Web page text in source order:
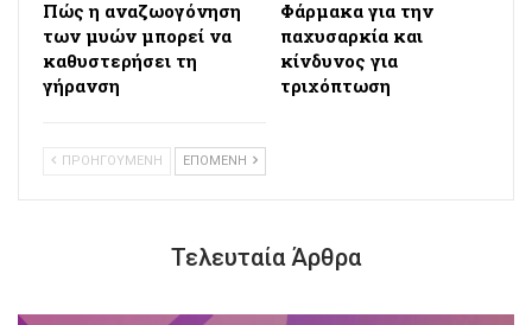
Πώς η αναζωογόνηση
των μυών μπορεί να
καθυστερήσει τη
γήρανση
Φάρμακα για την
παχυσαρκία και
κίνδυνος για
τριχόπτωση
ΠΡΟΗΓΟΥΜΕΝΗ ΕΠΟΜΕΝΗ
Τελευταία Άρθρα